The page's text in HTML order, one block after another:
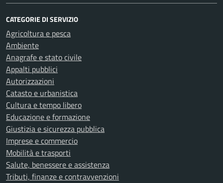
CATEGORIE DI SERVIZIO
Agricoltura e pesca
Ambiente
Anagrafe e stato civile
Appalti pubblici
Autorizzazioni
Catasto e urbanistica
Cultura e tempo libero
Educazione e formazione
Giustizia e sicurezza pubblica
Imprese e commercio
Mobilità e trasporti
Salute, benessere e assistenza
Tributi, finanze e contravvenzioni